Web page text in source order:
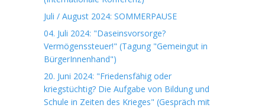
Juli / August 2024: SOMMERPAUSE
04. Juli 2024: "Daseinsvorsorge?
Vermögenssteuer!" (Tagung "Gemeingut in
BürgerInnenhand")
20. Juni 2024: "Friedensfähig oder
kriegstüchtig? Die Aufgabe von Bildung und
Schule in Zeiten des Krieges" (Gespräch mit